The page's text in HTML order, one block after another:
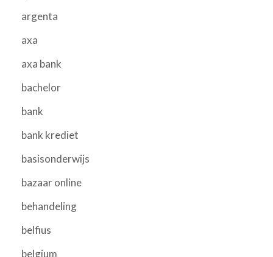
argenta
axa
axa bank
bachelor
bank
bank krediet
basisonderwijs
bazaar online
behandeling
belfius
belgium